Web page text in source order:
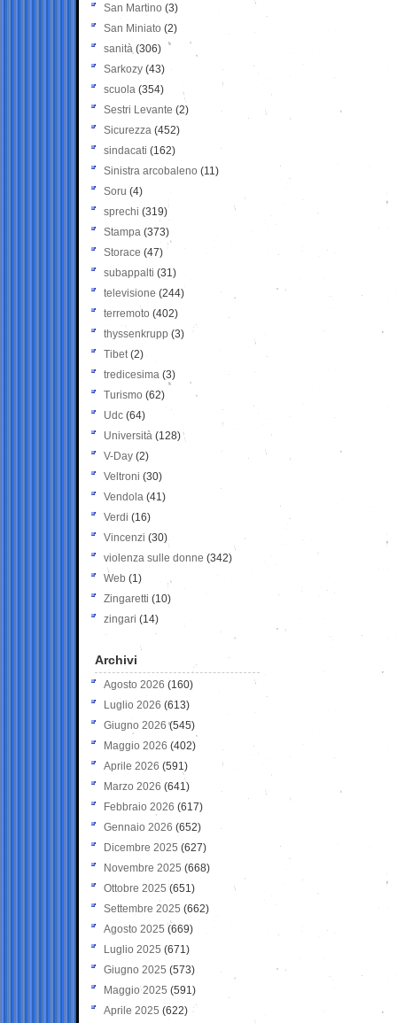
San Martino (3)
San Miniato (2)
sanità (306)
Sarkozy (43)
scuola (354)
Sestri Levante (2)
Sicurezza (452)
sindacati (162)
Sinistra arcobaleno (11)
Soru (4)
sprechi (319)
Stampa (373)
Storace (47)
subappalti (31)
televisione(244)
terremoto (402)
thyssenkrupp (3)
Tibet(2)
tredicesima (3)
Turismo (62)
Udc (64)
Università (128)
V-Day (2)
Veltroni (30)
Vendola (41)
Verdi (16)
Vincenzi (30)
violenza sulle donne (342)
Web (1)
Zingaretti (10)
zingari (14)
Archivi
Agosto 2026 (160)
Luglio 2026 (613)
Giugno 2026 (545)
Maggio 2026 (402)
Aprile 2026 (591)
Marzo 2026 (641)
Febbraio 2026 (617)
Gennaio 2026 (652)
Dicembre 2025 (627)
Novembre 2025 (668)
Ottobre 2025 (651)
Settembre 2025 (662)
Agosto 2025 (669)
Luglio 2025 (671)
Giugno 2025 (573)
Maggio 2025 (591)
Aprile 2025 (622)